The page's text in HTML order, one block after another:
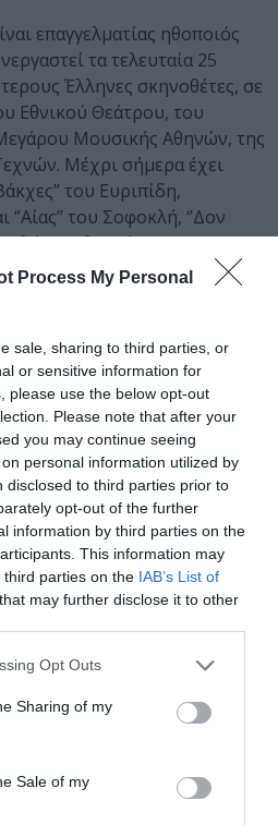
Process My Personal
sale, sharing to third parties, or
or sensitive information for
please use the below opt-out
Please note that after your
you may continue seeing
personal information utilized by
disclosed to third parties prior to
opt-out of the further
information by third parties on the
This information may
parties on the IAB’s List of
that may further disclose it to other
Opt Outs
Sharing of my
Sale of my
επαγγελματίας ηθοποιός
τα τελευταία 25
Έλληνες σκηνοθέτες, σε
Εθνικού Θεάτρου, του
Μουσικής Αθηνών, της
Μέχρι σήμερα έχει
του Ευριπίδη,
‘’Αίας’’ του Σοφοκλή, ‘’Δον
των θαυμάτων’’ και ‘’Ο
του Ιάκωβου Καμπανέλλη. Τα
παρουσιαστεί στο Ωδείο
στο Φεστιβαλ Δημήτρια
Αισχύλεια της
κ.α. Το 2018
Κριτικών Θεάτρου και
‘’Νέου Δημιουργού-Κάρολλος
του πάνω στα έργα του
και ‘’Αίας’’. Από το 2022
Σχεδιασμό του Καλλιτεχνικού
Οργανισμού «Λυκόφως»
σε συνεργασία με τις
αιγίδα του Υπουργείου
Έτους Ιάκωβου Καμπανέλλη.